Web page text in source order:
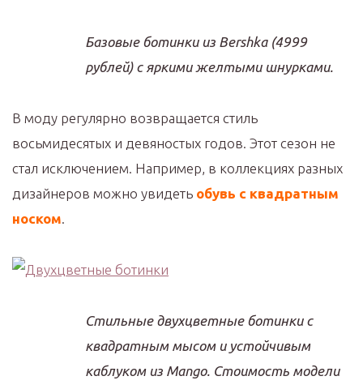
Базовые ботинки из Bershka (4999
рублей) с яркими желтыми шнурками.
В моду регулярно возвращается стиль
восьмидесятых и девяностых годов. Этот сезон не
стал исключением. Например, в коллекциях разных
дизайнеров можно увидеть обувь с квадратным
носком.
Стильные двухцветные ботинки с
квадратным мысом и устойчивым
каблуком из Mango. Стоимость модели